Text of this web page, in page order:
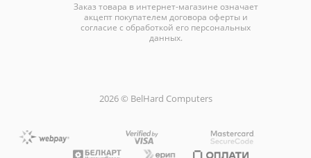
Заказ товара в интернет-магазине означает
акцепт покупателем договора оферты и
согласие с обработкой его персональных
данных.
2026 © BelHard Computers